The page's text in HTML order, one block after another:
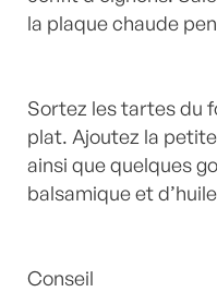
la plaque chaude
Sortez les tartes du
plat. Ajoutez la
ainsi que quelques
balsamique et
Conseil